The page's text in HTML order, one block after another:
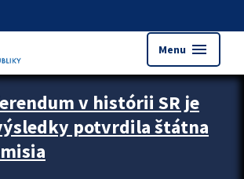
Menu menu
upútavok
v histórii SR je
potvrdila štátna